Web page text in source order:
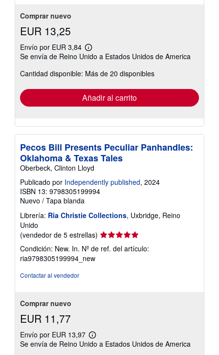
Comprar nuevo
EUR 13,25
Envío por EUR 3,84
Más
información
las
envío
Se envía de Reino Unido a Estados Unidos de America
Cantidad disponible: Más de 20 disponibles
Añadir al carrito
Pecos Bill Presents Peculiar Panhandles:
Oklahoma & Texas Tales
Oberbeck, Clinton Lloyd
Publicado por Independently published, 2024
ISBN 13: 9798305199994
Nuevo / Tapa blanda
Librería: Ria Christie Collections, Uxbridge, Reino
Unido
(vendedor de 5 estrellas) Calificación
del
vendedor:
Condición: New. In. Nº de ref. del artículo:
ria9798305199994_new
Contactar al vendedor
Comprar nuevo
EUR 11,77
Envío por EUR 13,97
Más
información
Se envía de Reino Unido a Estados Unidos de America